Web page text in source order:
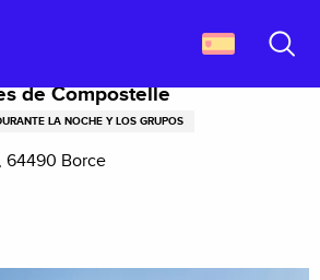
de Compostelle
LA NOCHE Y LOS GRUPOS
64490 Borce